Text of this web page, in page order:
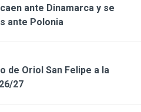
ante Dinamarca y se
ante Polonia
de Oriol San Felipe a la
27